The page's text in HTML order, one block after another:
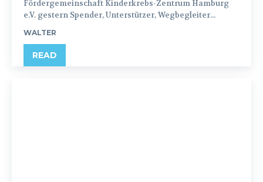
Fördergemeinschaft Kinderkrebs-Zentrum Hamburg
e.V. gestern Spender, Unterstützer, Wegbegleiter...
WALTER
READ